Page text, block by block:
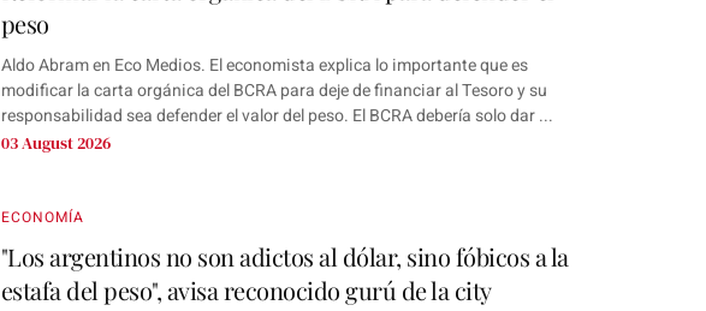
peso
Aldo Abram en Eco Medios. El economista explica lo importante que es
modificar la carta orgánica del BCRA para deje de financiar al Tesoro y su
responsabilidad sea defender el valor del peso. El BCRA debería solo dar ...
03 August 2026
ECONOMÍA
"Los argentinos no son adictos al dólar, sino fóbicos a la
estafa del peso", avisa reconocido gurú de la city